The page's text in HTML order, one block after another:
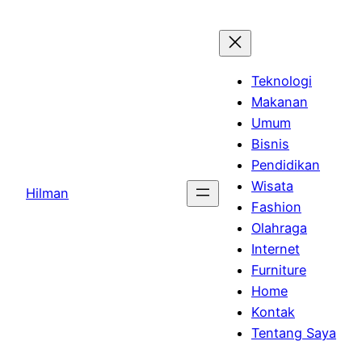
Hilman
Teknologi
Makanan
Umum
Bisnis
Pendidikan
Wisata
Fashion
Olahraga
Internet
Furniture
Home
Kontak
Tentang Saya